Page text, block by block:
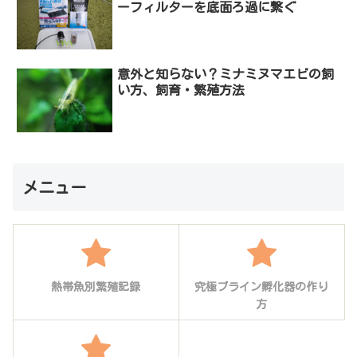
ーフィルターを底面ろ過に繋ぐ
意外と知らない？ミナミヌマエビの飼
い方、飼育・繁殖方法
メニュー
熱帯魚別繁殖記録
究極ブライン孵化器の作り
方